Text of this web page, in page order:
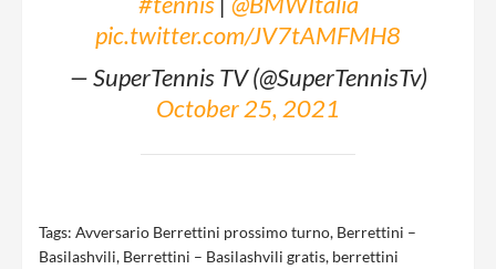
pic.twitter.com/JV7tAMFMH8
— SuperTennis TV (@SuperTennisTv)
October 25, 2021
Tags: Avversario Berrettini prossimo turno, Berrettini –
Basilashvili, Berrettini – Basilashvili gratis, berrettini